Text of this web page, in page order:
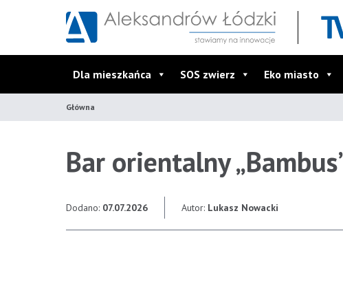
Dla mieszkańca SOS zwierz Eko miasto
Główna
Bar orientalny
Dodano: 07.07.2026 Autor: Lukasz Nowacki